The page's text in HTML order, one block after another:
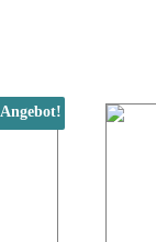
Angebot!